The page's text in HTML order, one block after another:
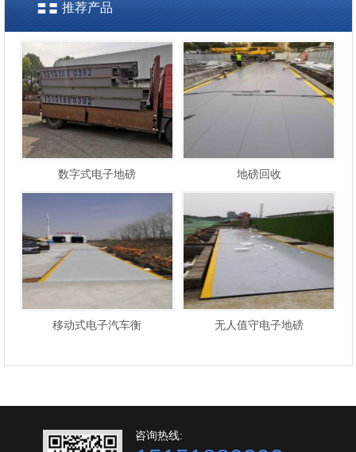
推荐产品
数字式电子地磅 地磅回收
移动式电子汽车衡 无人值守电子地磅
咨询热线: